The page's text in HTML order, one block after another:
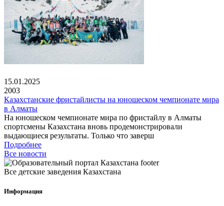
15.01.2025
2003
Казахстанские фристайлисты на юношеском чемпионате мира
в Алматы
На юношеском чемпионате мира по фристайлу в Алматы
спортсмены Казахстана вновь продемонстрировали
выдающиеся результаты. Только что заверш
Подробнее
Все новости
Все детские заведения Казахстана
Информация